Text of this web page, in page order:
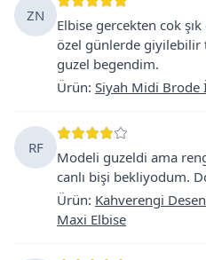
ZN
Elbise gercekten cok
özel günlerde giyilebilir
guzel begendim.
Ürün: Siyah Midi Brode
RF
Modeli guzeldi ama
canlı bişi bekliyodum.
Ürün: Kahverengi
Maxi Elbise